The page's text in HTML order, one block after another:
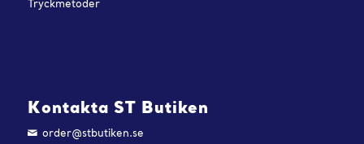
Tryckmetoder
Kontakta ST Butiken
order@stbutiken.se